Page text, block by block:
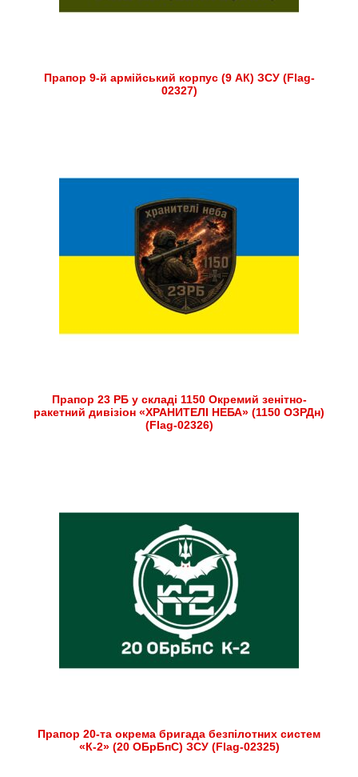
Прапор 9-й армійський корпус (9 АК) ЗСУ (Flag-
02327)
Прапор 23 РБ у складі 1150 Окремий зенітно-
ракетний дивізіон «ХРАНИТЕЛІ НЕБА» (1150 ОЗРДн)
(Flag-02326)
Прапор 20-та окрема бригада безпілотних систем
«К-2» (20 ОБрБпС) ЗСУ (Flag-02325)